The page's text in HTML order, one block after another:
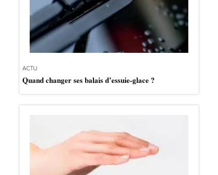
ACTU
Quand changer ses balais d’essuie-glace ?